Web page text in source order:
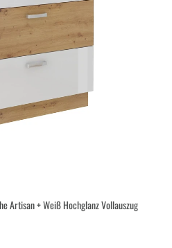
Artisan + Weiß Hochglanz Vollauszug